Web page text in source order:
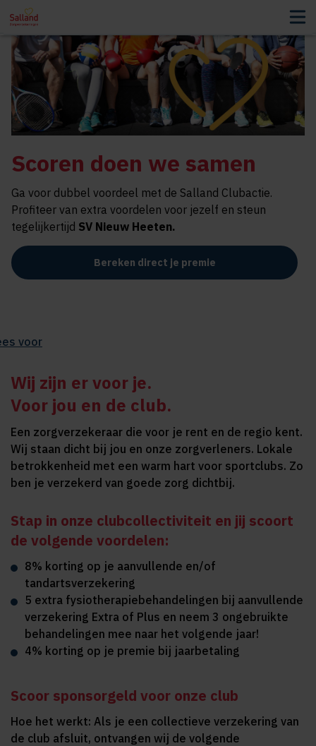
Scoren doen we samen
Ga voor dubbel voordeel met de Salland Clubactie.
Profiteer van extra voordelen voor jezelf en steun
tegelijkertijd SV Nieuw Heeten.
Bereken direct je premie
voor
Wij zijn er voor je.
Voor jou en de club.
Een zorgverzekeraar die voor je rent en de regio kent.
Wij staan dicht bij jou en onze zorgverleners. Lokale
betrokkenheid met een warm hart voor sportclubs. Zo
ben je verzekerd van goede zorg dichtbij.
Stap in onze clubcollectiviteit en jij scoort
de volgende voordelen:
8% korting op je aanvullende en/of
tandartsverzekering
5 extra fysiotherapiebehandelingen bij aanvullende
verzekering Extra of Plus en neem 3 ongebruikte
behandelingen mee naar het volgende jaar!
4% korting op je premie bij jaarbetaling
Scoor sponsorgeld voor onze club
Hoe het werkt: Als je een collectieve verzekering van
de club afsluit, ontvangen wij de volgende